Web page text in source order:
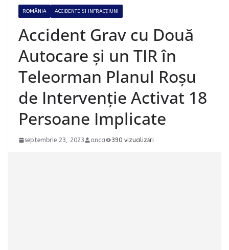
ROMÂNIA ACCIDENTE ȘI INFRACȚIUNI
Accident Grav cu Două
Autocare și un TIR în
Teleorman Planul Roșu
de Intervenție Activat 18
Persoane Implicate
septembrie 23, 2023 anca 390 vizualizări